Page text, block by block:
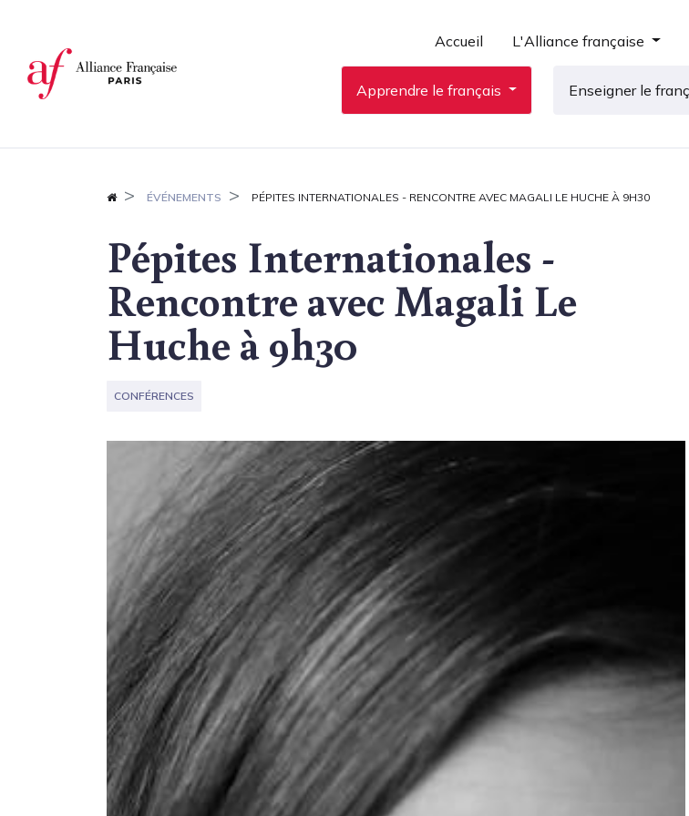
Accueil L'Alliance française
Apprendre le français Enseigner le
ÉVÉNEMENTS PÉPITES INTERNATIONALES - RENCONTRE AVEC MAGALI LE HUCHE À 9H30
Pépites Internationales -
Rencontre avec Magali Le
Huche à 9h30
CONFÉRENCES